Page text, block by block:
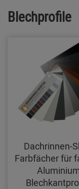
Blechprofile
Dachrinnen-
Farbfächer für